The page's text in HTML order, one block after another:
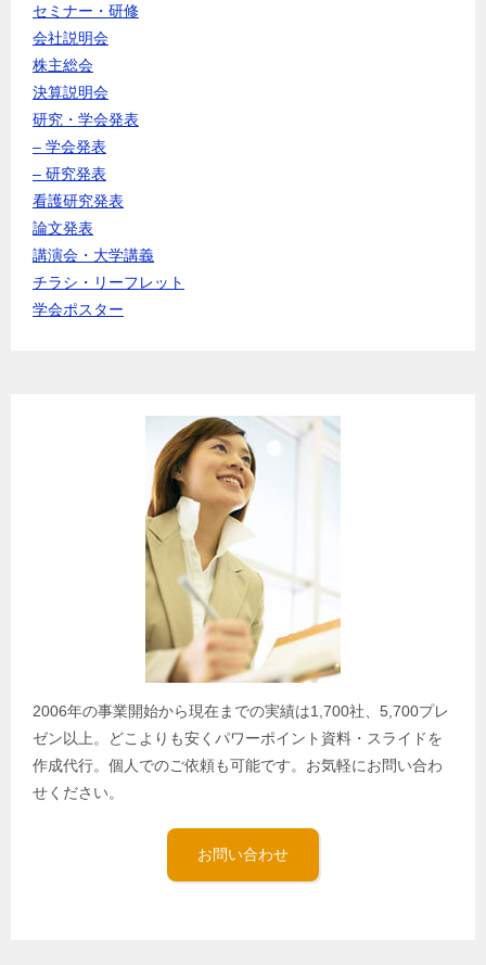
セミナー・研修
会社説明会
株主総会
決算説明会
研究・学会発表
– 学会発表
– 研究発表
看護研究発表
論文発表
講演会・大学講義
チラシ・リーフレット
学会ポスター
2006年の事業開始から現在までの実績は1,700社、5,700プレ
ゼン以上。どこよりも安くパワーポイント資料・スライドを
作成代行。個人でのご依頼も可能です。お気軽にお問い合わ
せください。
お問い合わせ